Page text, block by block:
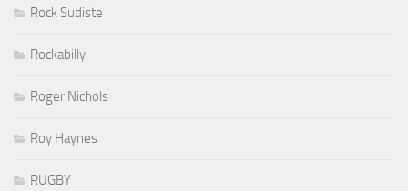
Rock Sudiste
Rockabilly
Roger Nichols
Roy Haynes
RUGBY